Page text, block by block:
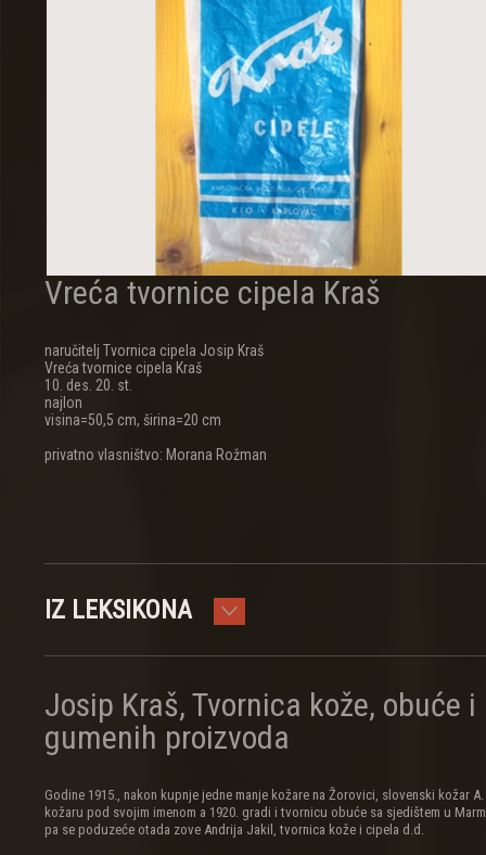
Vreća tvornice cipela Kraš
naručitelj Tvornica cipela Josip Kraš
Vreća tvornice cipela Kraš
10. des. 20. st.
najlon
visina=50,5 cm, širina=20 cm
privatno vlasništvo: Morana Rožman
IZ LEKSIKONA
Josip Kraš, Tvornica kože, obuće i
gumenih proizvoda
Godine 1915., nakon kupnje jedne manje kožare na Žorovici, slovenski kožar
kožaru pod svojim imenom a 1920. gradi i tvornicu obuće sa sjedištem u
pa se poduzeće otada zove Andrija Jakil, tvornica kože i cipela d.d.